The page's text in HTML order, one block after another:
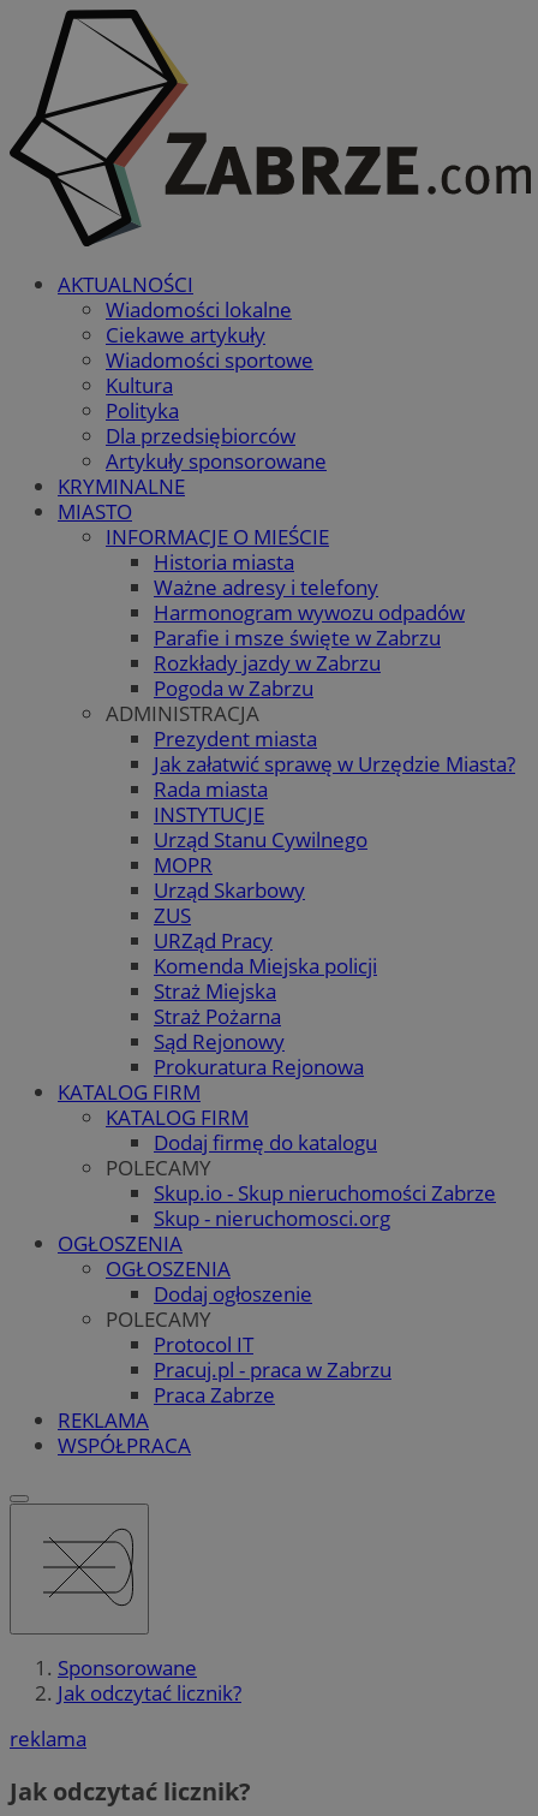
AKTUALNOŚCI
Wiadomości lokalne
Ciekawe artykuły
Wiadomości sportowe
Kultura
Polityka
Dla przedsiębiorców
Artykuły sponsorowane
KRYMINALNE
MIASTO
INFORMACJE O MIEŚCIE
Historia miasta
Ważne adresy i telefony
Harmonogram wywozu odpadów
Parafie i msze święte w Zabrzu
Rozkłady jazdy w Zabrzu
Pogoda w Zabrzu
ADMINISTRACJA
Prezydent miasta
Jak załatwić sprawę w Urzędzie Miasta?
Rada miasta
INSTYTUCJE
Urząd Stanu Cywilnego
MOPR
Urząd Skarbowy
ZUS
URZąd Pracy
Komenda Miejska policji
Straż Miejska
Straż Pożarna
Sąd Rejonowy
Prokuratura Rejonowa
KATALOG FIRM
KATALOG FIRM
Dodaj firmę do katalogu
POLECAMY
Skup.io - Skup nieruchomości Zabrze
Skup - nieruchomosci.org
OGŁOSZENIA
OGŁOSZENIA
Dodaj ogłoszenie
POLECAMY
Protocol IT
Pracuj.pl - praca w Zabrzu
Praca Zabrze
REKLAMA
WSPÓŁPRACA
Sponsorowane
Jak odczytać licznik?
reklama
Jak odczytać licznik?